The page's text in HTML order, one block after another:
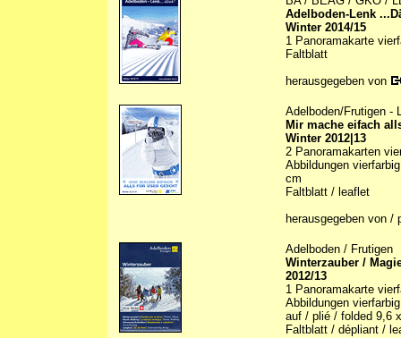
Adelboden-Lenk
Winter 2014/15
1 Panoramakarte
Faltblatt
herausgegeben von
Adelboden/Frutigen -
Mir mache eifach
Winter 2012|13
2 Panoramakarten
Abbildungen
cm
Faltblatt / leaflet
herausgegeben von /
Adelboden / Frutigen
Winterzauber /
2012/13
1 Panoramakarte
Abbildungen
auf / plié / folded 9,6
Faltblatt / dépliant /